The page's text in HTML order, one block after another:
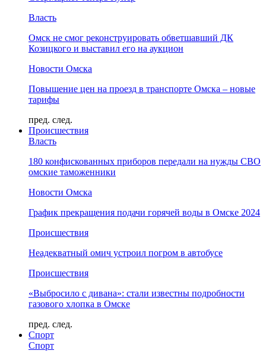
Власть
Омск не смог реконструировать обветшавший ДК
Козицкого и выставил его на аукцион
Новости Омска
Повышение цен на проезд в транспорте Омска – новые
тарифы
пред. след.
Происшествия
Власть
180 конфискованных приборов передали на нужды СВО
омские таможенники
Новости Омска
График прекращения подачи горячей воды в Омске 2024
Происшествия
Неадекватный омич устроил погром в автобусе
Происшествия
«Выбросило с дивана»: стали известны подробности
газового хлопка в Омске
пред. след.
Спорт
Спорт